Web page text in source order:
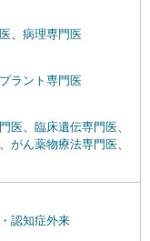
病理専門医
ラント専門医
医 臨床遺伝専門医
がん薬物療法専門医
認知症外来